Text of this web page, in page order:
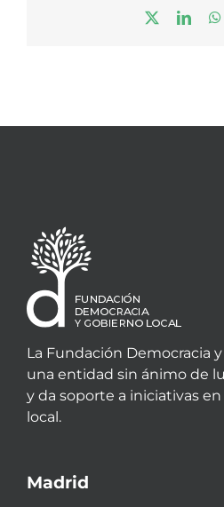
La Fundación Democracia
una entidad sin ánimo de
y da soporte a iniciativas
local.
Madrid